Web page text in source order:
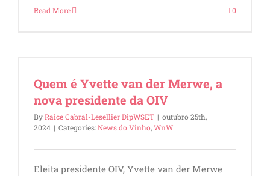
Read More 0
Quem é Yvette van der Merwe, a
nova presidente da OIV
ByRaice Cabral-Lesellier DipWSET | outubro 25th,
2024 | Categories:News do Vinho,WnW
Eleita presidente OIV, Yvette van der Merwe